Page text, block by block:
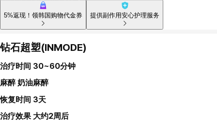
5%返现！领韩国购物代金券 提供副作用安心护理服务
钻石超塑(INMODE)
治疗时间 30~60分钟
麻醉 奶油麻醉
恢复时间 3天
治疗效果 大约2周后